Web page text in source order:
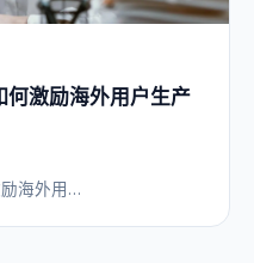
何激励海外用户生产
海外用…